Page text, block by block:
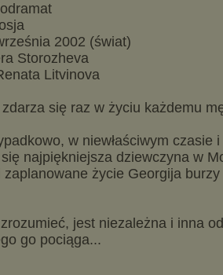
2002 (świat)
Storozheva
Litvinova
się raz w życiu każdemu
w niewłaściwym czasie
najpiękniejsza dziewczyna w
zaplanowane życie Georgija
jest niezależna i inna
go pociąga...